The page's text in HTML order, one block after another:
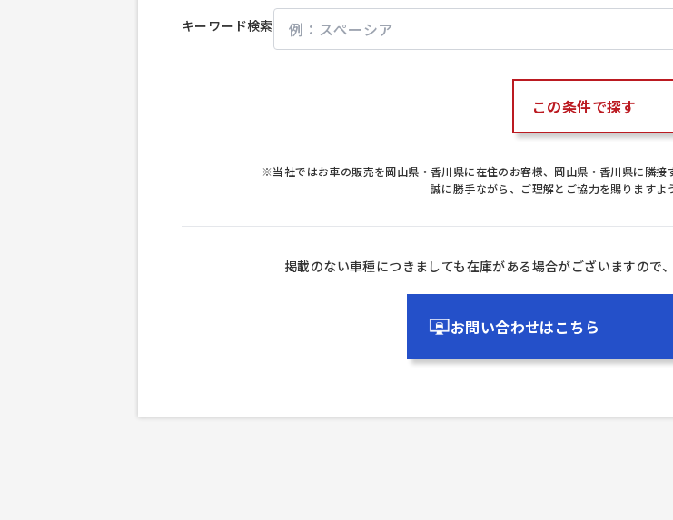
キーワード検索
この条件で探す
※当社ではお車の販売を岡山県・香川県に在住のお客様、岡山県・香川県に隣接
誠に勝手ながら、ご理解とご協力を賜りますよ
掲載のない車種につきましても在庫がある場合がございますので
お問い合わせはこちら